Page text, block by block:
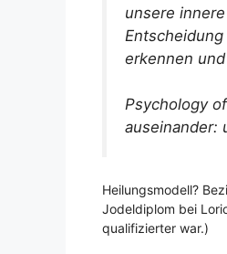
unsere
erkennen
Psychology
auseinander:
Heilungsmodell?
Jodeldiplom bei
qualifizierter war.)